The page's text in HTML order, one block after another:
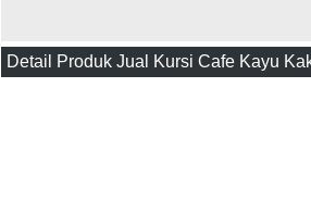
Detail Produk Jual Kursi Cafe Kayu